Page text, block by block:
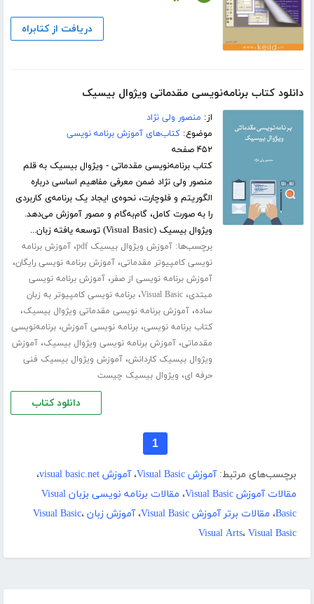
دریافت از کتابراه
دانلود کتاب برنامه‌نویسی مقدماتی ویژوال بیسیک
از: منصور ولی نژاد
موضوع:کتاب‌های آموزش برنامه نویسی
۴۵۲ صفحه
کتاب برنامه‌نویسی مقدماتی - ویژوال بیسیک به قلم
منصور ولی نژاد ضمن معرفی مفاهیم اساسی درباره
الگوریتم و فلوچارت، نحوه‌ی ایجاد یک برنامه‌ی کاربردی
را به صورت کامل، گام‌به‌گام و مصور آموزش می‌دهد.
ویژوال بیسیک (Visual Basic) توسعه یافته زبان...
برچسب‌ها:آموزش ویژوال بیسیک pdf ،آموزش برنامه
نویسی کامپیوتر مقدماتی،آموزش برنامه نویسی رایگان،
آموزش برنامه نویسی از صفر،آموزش برنامه نویسی
مبتدی،Visual Basic،برنامه نویسی کامپیوتر به زبان
ساده،آموزش برنامه نویسی مقدماتی ویژوال بیسیک،
کتاب برنامه نویسی،برنامه نویسی آموزش،برنامه‌نویسی
مقدماتی،آموزش برنامه نویسی ویژوال بیسیک،آموزش
ویژوال بیسیک کاردانش،آموزش ویژوال بیسیک فنی
حرفه ای، ویژوال بیسیک چیست
دانلود کتاب
1
برچسب‌های مرتبط:آموزش Visual Basic ،آموزش visual basic.net
،
مقالات آموزش Visual Basic
،
مقالات برنامه نویسی بزبان Visual
Basic، مقالات برتر آموزش Visual Basic ،آموزش زبان Visual Basic ،
Visual Arts، Visual Basic